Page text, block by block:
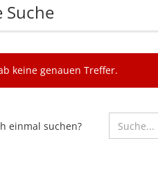
Suche
keine genauen Treffer.
einmal suchen?